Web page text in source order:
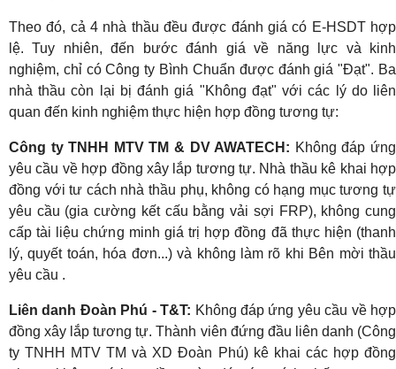
Theo đó, cả 4 nhà thầu đều được đánh giá có E-HSDT hợp
lệ. Tuy nhiên, đến bước đánh giá về năng lực và kinh
nghiệm, chỉ có Công ty Bình Chuẩn được đánh giá "Đạt". Ba
nhà thầu còn lại bị đánh giá "Không đạt" với các lý do liên
quan đến kinh nghiệm thực hiện hợp đồng tương tự:
Công ty TNHH MTV TM & DV AWATECH: Không đáp ứng
yêu cầu về hợp đồng xây lắp tương tự. Nhà thầu kê khai hợp
đồng với tư cách nhà thầu phụ, không có hạng mục tương tự
yêu cầu (gia cường kết cấu bằng vải sợi FRP), không cung
cấp tài liệu chứng minh giá trị hợp đồng đã thực hiện (thanh
lý, quyết toán, hóa đơn...) và không làm rõ khi Bên mời thầu
yêu cầu .
Liên danh Đoàn Phú - T&T: Không đáp ứng yêu cầu về hợp
đồng xây lắp tương tự. Thành viên đứng đầu liên danh (Công
ty TNHH MTV TM và XD Đoàn Phú) kê khai các hợp đồng